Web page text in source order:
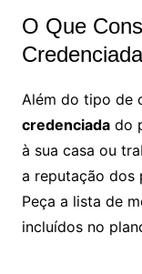
O Que
Credenciada
Além do tipo de
credenciadado
à sua casa ou
a reputação dos
Peça a lista de
incluídos no